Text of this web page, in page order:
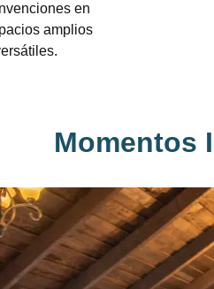
en
amplios
Momentos